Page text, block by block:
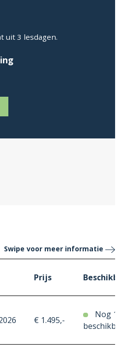
uit 3 lesdagen.
Swipe voor meer informatie
Prijs
€ 1.495,-
Nog